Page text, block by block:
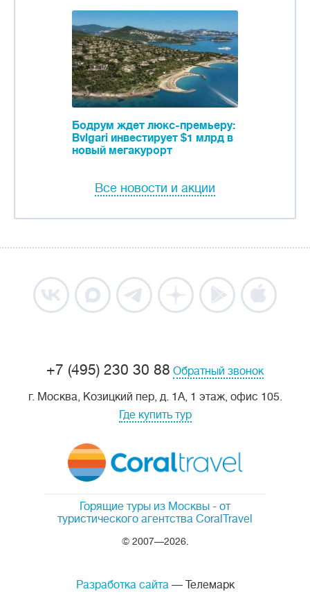
Бодрум ждет люкс-премьеру:
Bvlgari инвестирует $1 млрд в
новый мегакурорт
Все новости и акции
Горящие туры из Москвы - от
туристического агентства CoralTravel
© 2007—2026.
+7 (495) 230 30 88 Обратный звонок
г. Москва, Козицкий пер, д. 1А, 1 этаж, офис 105.
Где купить тур
Разработка сайта— Телемарк